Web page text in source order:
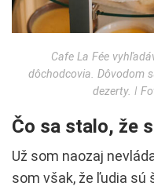
Cafe La Fée
dôchodcovia. Dôvodom
dezerty. ǀ
Čo sa stalo, že
Už som naozaj
som však, že ľudia sú